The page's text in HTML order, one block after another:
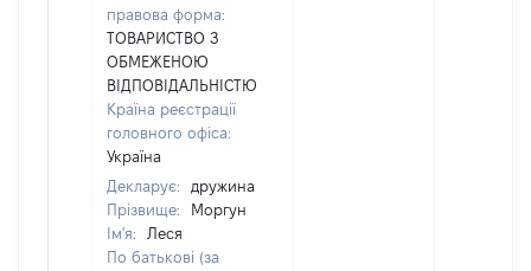
правова форма:
ТОВАРИСТВО З
ОБМЕЖЕНОЮ
ВІДПОВІДАЛЬНІСТЮ
Країна реєстрації
головного офіса:
Україна
Декларує:
дружина
Прізвище:
Моргун
Ім'я:
Леся
По батькові (за